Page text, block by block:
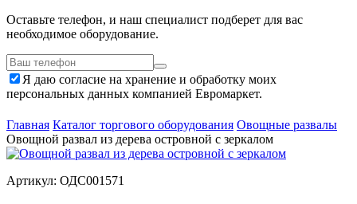
Оставьте телефон, и наш специалист подберет для вас
необходимое оборудование.
Я даю согласие на хранение и обработку моих
персональных данных компанией Евромаркет.
Главная Каталог торгового оборудования Овощные развалы
Овощной развал из дерева островной с зеркалом
Артикул: ОДС001571